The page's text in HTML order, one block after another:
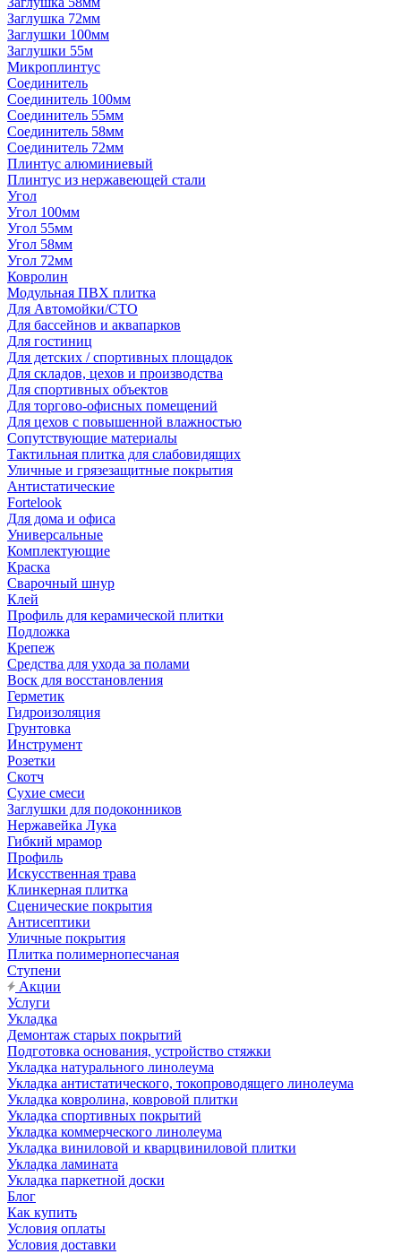
Заглушка 72мм
Заглушки 100мм
Заглушки 55м
Микроплинтус
Соединитель
Соединитель 100мм
Соединитель 55мм
Соединитель 58мм
Соединитель 72мм
Плинтус алюминиевый
Плинтус из нержавеющей стали
Угол
Угол 100мм
Угол 55мм
Угол 58мм
Угол 72мм
Ковролин
Модульная ПВХ плитка
Для Автомойки/СТО
Для бассейнов и аквапарков
Для гостиниц
Для детских / спортивных площадок
Для складов, цехов и производства
Для спортивных объектов
Для торгово-офисных помещений
Для цехов с повышенной влажностью
Сопутствующие материалы
Тактильная плитка для слабовидящих
Уличные и грязезащитные покрытия
Антистатические
Fortelook
Для дома и офиса
Универсальные
Комплектующие
Краска
Сварочный шнур
Клей
Профиль для керамической плитки
Подложка
Крепеж
Средства для ухода за полами
Воск для восстановления
Герметик
Гидроизоляция
Грунтовка
Инструмент
Розетки
Скотч
Сухие смеси
Заглушки для подоконников
Нержавейка Лука
Гибкий мрамор
Профиль
Искусственная трава
Клинкерная плитка
Сценические покрытия
Антисептики
Уличные покрытия
Плитка полимернопесчаная
Ступени
Акции
Услуги
Укладка
Демонтаж старых покрытий
Подготовка основания, устройство стяжки
Укладка натурального линолеума
Укладка антистатического, токопроводящего линолеума
Укладка ковролина, ковровой плитки
Укладка спортивных покрытий
Укладка коммерческого линолеума
Укладка виниловой и кварцвиниловой плитки
Укладка ламината
Укладка паркетной доски
Блог
Как купить
Условия оплаты
Условия доставки